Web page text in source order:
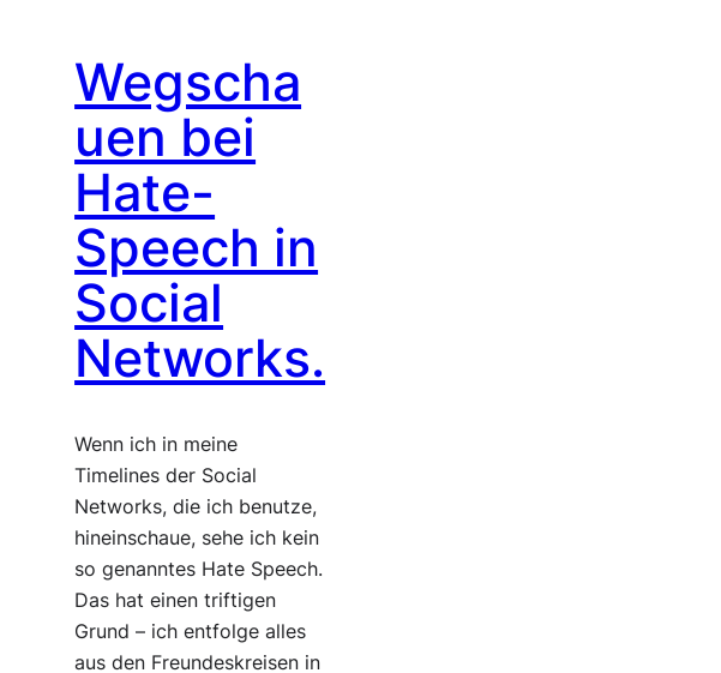
Wegscha
uen bei
Hate-
Speech in
Social
Networks.
Wenn ich in meine
Timelines der Social
Networks, die ich benutze,
hineinschaue, sehe ich kein
so genanntes Hate Speech.
Das hat einen triftigen
Grund – ich entfolge alles
aus den Freundeskreisen in